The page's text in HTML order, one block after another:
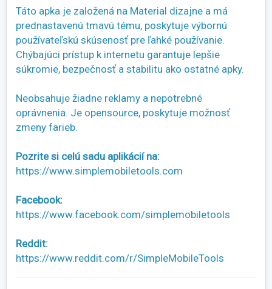
Táto apka je založená na Material dizajne a má
prednastavenú tmavú tému, poskytuje výbornú
používateľskú skúsenosť pre ľahké používanie.
Chýbajúci prístup k internetu garantuje lepšie
súkromie, bezpečnosť a stabilitu ako ostatné apky.
Neobsahuje žiadne reklamy a nepotrebné
oprávnenia. Je opensource, poskytuje možnosť
zmeny farieb.
Pozrite si celú sadu aplikácií na:
https://www.simplemobiletools.com
Facebook:
https://www.facebook.com/simplemobiletools
Reddit:
https://www.reddit.com/r/SimpleMobileTools